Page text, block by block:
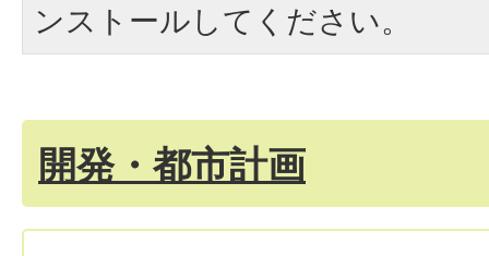
ンストールしてください。
開発・都市計画